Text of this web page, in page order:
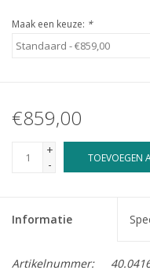
Maak een keuze: *
€859,00
+
-
TOEVOEGEN
Informatie
Artikelnummer: